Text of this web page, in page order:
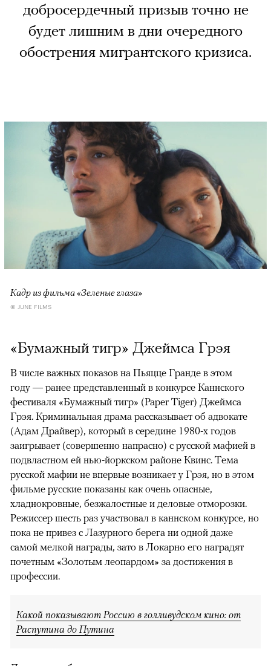
добросердечный призыв точно не
будет лишним в дни очередного
обострения мигрантского кризиса.
Кадр из фильма «Зеленые глаза»
© JUNE FILMS
«Бумажный тигр» Джеймса Грэя
В числе важных показов на Пьяцце Гранде в этом
году — ранее представленный в конкурсе Каннского
фестиваля «Бумажный тигр» (Paper Tiger) Джеймса
Грэя. Криминальная драма рассказывает об адвокате
(Адам Драйвер), который в середине 1980-х годов
заигрывает (совершенно напрасно) с русской мафией в
подвластном ей нью-йоркском районе Квинс. Тема
русской мафии не впервые возникает у Грэя, но в этом
фильме русские показаны как очень опасные,
хладнокровные, безжалостные и деловые отморозки.
Режиссер шесть раз участвовал в каннском конкурсе, но
пока не привез с Лазурного берега ни одной даже
самой мелкой награды, зато в Локарно его наградят
почетным «Золотым леопардом» за достижения в
профессии.
Какой показывают Россию в голливудском кино: от
Распутина до Путина